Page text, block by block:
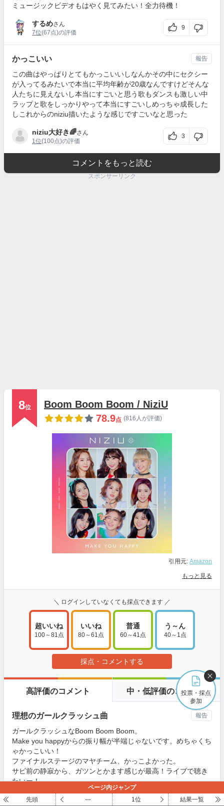
ミュージックビデオもはやく見てみたい！全力待機！
するめさん
7位(67点)の評価
9
かっこいい
この曲はやっぱりとてもかっこいいしなんかその中にセクシー
が入ってるみたいで本当に平均年齢が20歳なんですけどそんな
人たちに見えないし本当にすごいと思う歌もダンスも激しい中
ラップと歌をしっかりやって本当にすごいしめっちゃ成長した
しこれからのniziu描いたような感じですごいなと思った
niziu大好き🌈さん
1位(100点)の評価
3
報告
コメントをもっと読む
スポンサーリンク
8位
Boom Boom Boom / NiziU
78.9点 (816人が評価)
引用元: Amazon
もっと見る
＼ ログインしていなくても採点できます ／
超いいね
100～81点
いいね
80～61点
普通
60～41点
う～ん
40～1点
採点・コメントする
高評価のコメント 中・低評価のコメント
理想のガールクラッシュ曲
ガールクラッシュなBoom Boom Boom。
Make you happyからの振り幅が半端じゃないです。めちゃくち
ゃかっこいい！
ファイナルステージのマヤチーム、かっこよかった。
サビ前の静寂から、ガツンとかます感じが最高！ライブで聴き
たいー！
ゆー
さん
10
報告
投票・採点
参加
ページ内ジャンプ
先頭
--- 1位 結果一覧